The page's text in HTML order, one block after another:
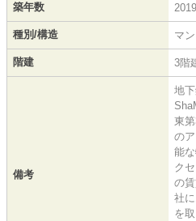
築年数
種別/構造 マ
階建 3階
備考
地
東
の
能
ク
の
社
を